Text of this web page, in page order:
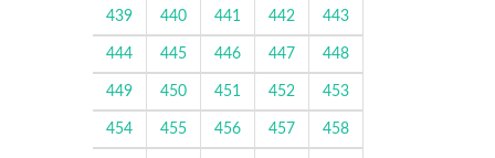
439 440 441 442 443
444 445 446 447 448
449 450 451 452 453
454 455 456 457 458